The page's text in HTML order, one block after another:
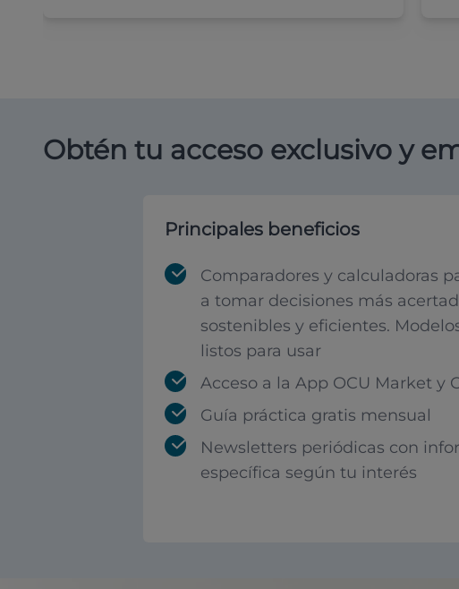
Obtén tu acceso exclusivo y
Principales beneficios
Comparadores y calculadoras
a tomar decisiones más
sostenibles y eficientes.
listos para usar
Acceso a la App OCU Market y
Guía práctica gratis mensual
Newsletters periódicas con
específica según tu interés